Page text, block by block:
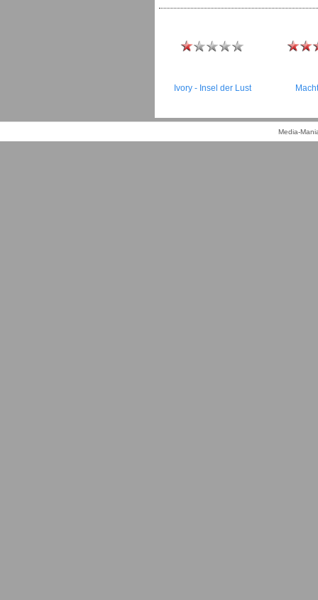
Ivory - Insel der Lust
Media-